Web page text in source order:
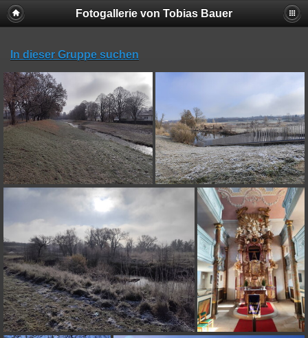
Fotogallerie von Tobias Bauer
In dieser Gruppe suchen